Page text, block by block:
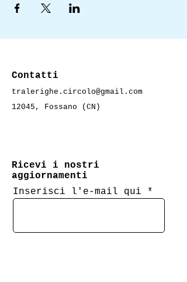
Contatti
tralerighe.circolo@gmail.com
12045, Fossano (CN)
Ricevi i nostri
aggiornamenti
Inserisci l'e-mail qui